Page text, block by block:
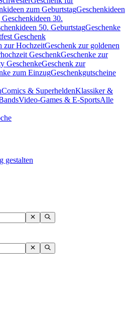
zum GeburtstagGeschenkideen
Geschenkideen 30.
50. GeburtstagGeschenke
Geschenk
zur HochzeitGeschenk zur goldenen
GeschenkGeschenke zur
GeschenkeGeschenk zur
zum EinzugGeschenkgutscheine
Comics & SuperheldenKlassiker &
Video-Games & E-SportsAlle
gestalten